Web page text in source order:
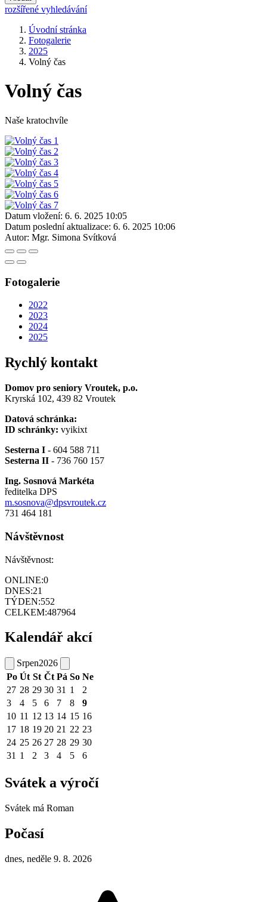
rozšířené vyhledávání
Úvodní stránka
Fotogalerie
2025
Volný čas
Volný čas
Naše kratochvíle
Datum vložení: 6. 6. 2025 10:05
Datum poslední aktualizace: 6. 6. 2025 10:06
Autor: Mgr. Simona Svítková
Fotogalerie
2022
2023
2024
2025
Rychlý kontakt
Domov pro seniory Vroutek, p.o.
Kryrská 102, 439 82 Vroutek
Datová schránka:
ID schránky: vyikixt
Sesterna I - 604 588 711
Sesterna II - 736 760 157
Ing. Sosnová Markéta
ředitelka DPS
m.sosnova@dpsvroutek.cz
731 464 181
Návštěvnost
Návštěvnost:
ONLINE:0
DNES:21
TÝDEN:552
CELKEM:487964
Kalendář akcí
Srpen2026
Po Út St Čt Pá So Ne
27 28 29 30 31 1
2
3
4 5 6 7 8
9
10 11 12 13 14 15 16
17 18 19 20 21 22 23
24 25 26 27 28 29 30
31 1 2 3 4 5 6
Svátek a výročí
Svátek má Roman
Počasí
dnes, neděle 9. 8. 2026